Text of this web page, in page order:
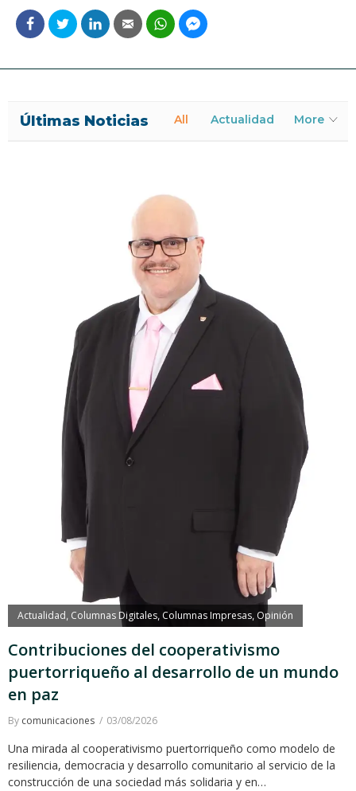
Últimas Noticias All Actualidad More
Actualidad, Columnas Digitales, Columnas Impresas, Opinión
Contribuciones del cooperativismo
puertorriqueño al desarrollo de un mundo
en paz
By comunicaciones 03/08/2026
Una mirada al cooperativismo puertorriqueño como modelo de
resiliencia, democracia y desarrollo comunitario al servicio de la
construcción de una sociedad más solidaria y en…